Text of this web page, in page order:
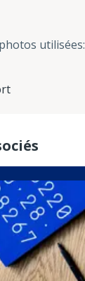
utilisées: